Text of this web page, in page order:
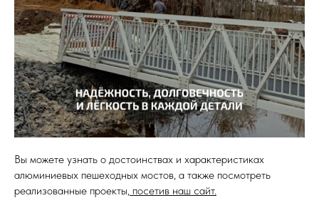
Вы можете узнать о достоинствах и характеристиках
алюминиевых пешеходных мостов, а также посмотреть
реализованные проекты, посетив наш сайт.